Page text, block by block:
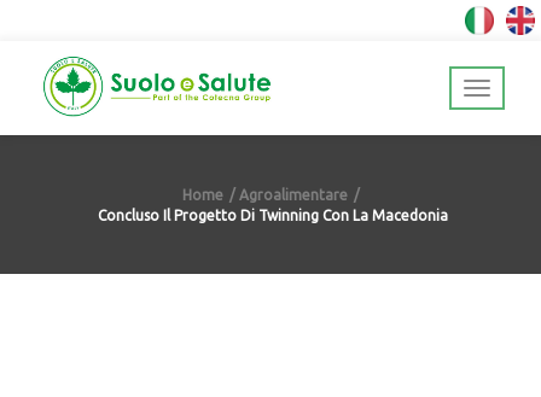
Home
Agroalimentare
Concluso Il Progetto Di Twinning Con La Macedonia